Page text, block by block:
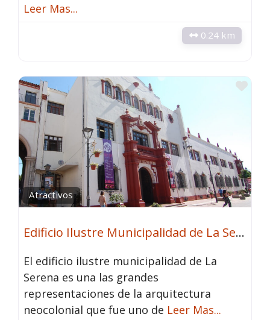
Leer Mas...
0.24 km
Atractivos
Edificio Ilustre Municipalidad de La Serena
El edificio ilustre municipalidad de La
Serena es una las grandes
representaciones de la arquitectura
neocolonial que fue uno de Leer Mas...